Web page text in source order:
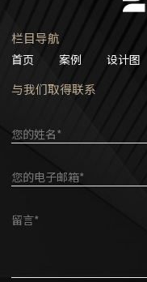
栏目导航
首页 案例 设计图
与我们取得联系
您的姓名*
您的电子邮箱*
留言*